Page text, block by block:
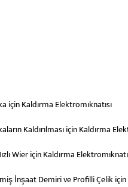
için Kaldırma Elektromıknatısı
Kaldırılması için Kaldırma
Wier için Kaldırma
İnşaat Demiri ve Profilli Çelik için